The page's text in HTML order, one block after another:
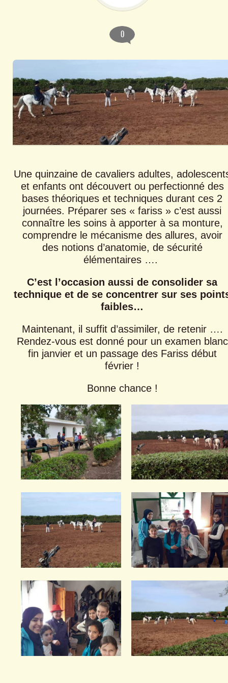
0
Une quinzaine de cavaliers adultes,
et enfants ont découvert ou perfectionné des
bases théoriques et techniques durant ces 2
journées. Préparer ses « fariss » c’est aussi
connaître les soins à apporter à sa monture,
comprendre le mécanisme des allures, avoir
des notions d’anatomie, de sécurité
élémentaires ….
C’est l’occasion aussi de consolider sa
technique et de se concentrer sur ses
faibles…
Maintenant, il suffit d’assimiler, de retenir ….
Rendez-vous est donné pour un examen blanc
fin janvier et un passage des Fariss début
février !
Bonne chance !